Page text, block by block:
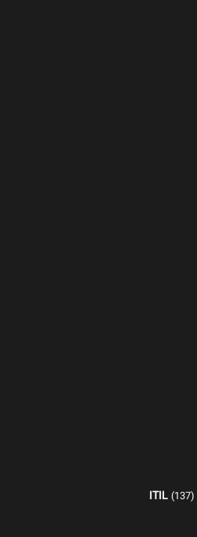
(137)